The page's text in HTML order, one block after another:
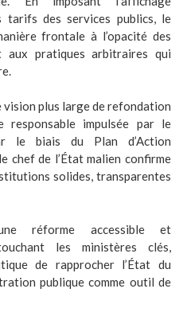
tarifs des services publics, le
frontale à l’opacité des
aux pratiques arbitraires qui
vision plus large de refondation
responsable impulsée par le
le biais du Plan d’Action
chef de l’État malien confirme
solides, transparentes
réforme accessible et
les ministères clés,
de rapprocher l’État du
publique comme outil de